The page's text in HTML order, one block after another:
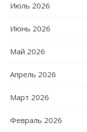
Июль 2026
Июнь 2026
Май 2026
Апрель 2026
Март 2026
Февраль 2026